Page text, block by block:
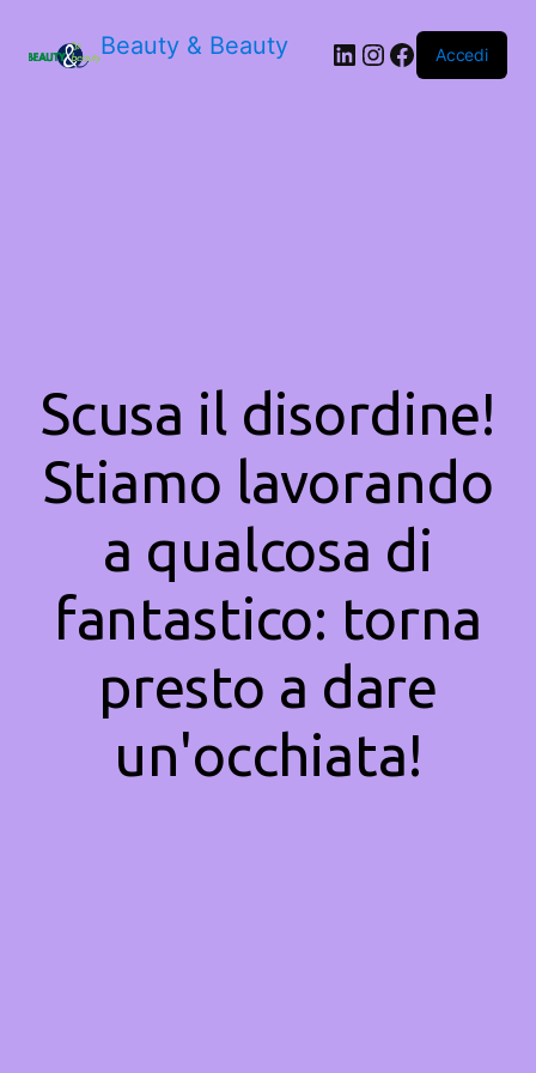
Beauty & Beauty LinkedIn
Instagram
Facebook
Accedi
Scusa il disordine!
Stiamo lavorando
a qualcosa di
fantastico: torna
presto a dare
un'occhiata!